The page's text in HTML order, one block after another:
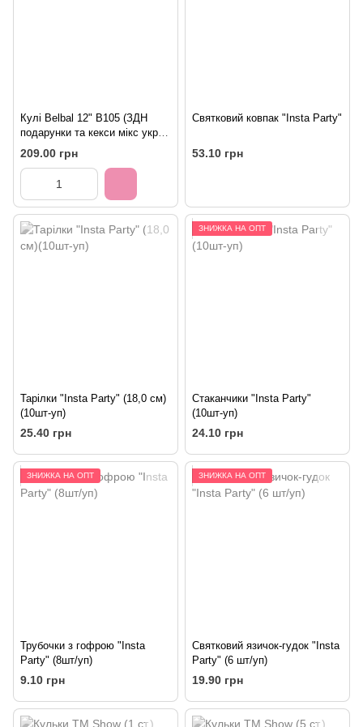
Кулі Belbal 12" B105 (ЗДН
подарунки та кекси мікс укр)
(25 шт)
209.00 грн
Святковий ковпак "Insta Party"
53.10 грн
Тарілки "Insta Party" (18,0 см)
(10шт-уп)
25.40 грн
ЗНИЖКА НА ОПТ
Стаканчики "Insta Party"
(10шт-уп)
24.10 грн
ЗНИЖКА НА ОПТ
Трубочки з гофрою "Insta
Party" (8шт/уп)
9.10 грн
ЗНИЖКА НА ОПТ
Святковий язичок-гудок "Insta
Party" (6 шт/уп)
19.90 грн